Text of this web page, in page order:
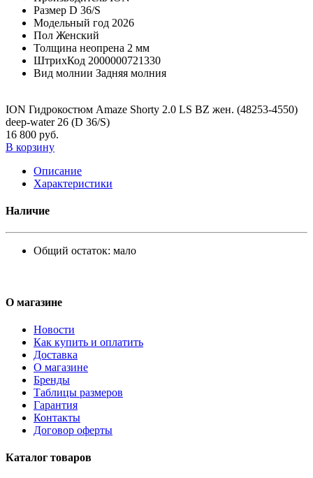
Размер D 36/S
Модельный год 2026
Пол Женский
Толщина неопрена 2 мм
ШтрихКод 2000000721330
Вид молнии Задняя молния
ION Гидрокостюм Amaze Shorty 2.0 LS BZ жен. (48253-4550)
deep-water 26 (D 36/S)
16 800 руб.
В корзину
Описание
Характеристики
Наличие
Общий остаток: мало
О магазине
Новости
Как купить и оплатить
Доставка
О магазине
Бренды
Таблицы размеров
Гарантия
Контакты
Договор оферты
Каталог товаров